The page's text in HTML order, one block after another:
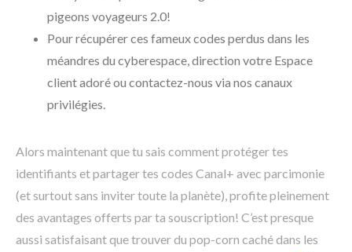
pigeons voyageurs 2.0!
Pour récupérer ces fameux codes perdus dans les
méandres du cyberespace, direction votre Espace
client adoré ou contactez-nous via nos canaux
privilégies.
Alors maintenant que tu sais comment protéger tes
identifiants et partager tes codes Canal+ avec parcimonie
(et surtout sans inviter toute la planète), profite pleinement
des avantages offerts par ta souscription! C’est presque
aussi satisfaisant que trouver du pop-corn caché dans les